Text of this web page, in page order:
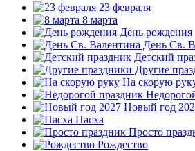
23 февраля
8 марта
День рождения
День Св.
Детский
Другие
На скорую
Новый год
Пасха
Просто
Рождество